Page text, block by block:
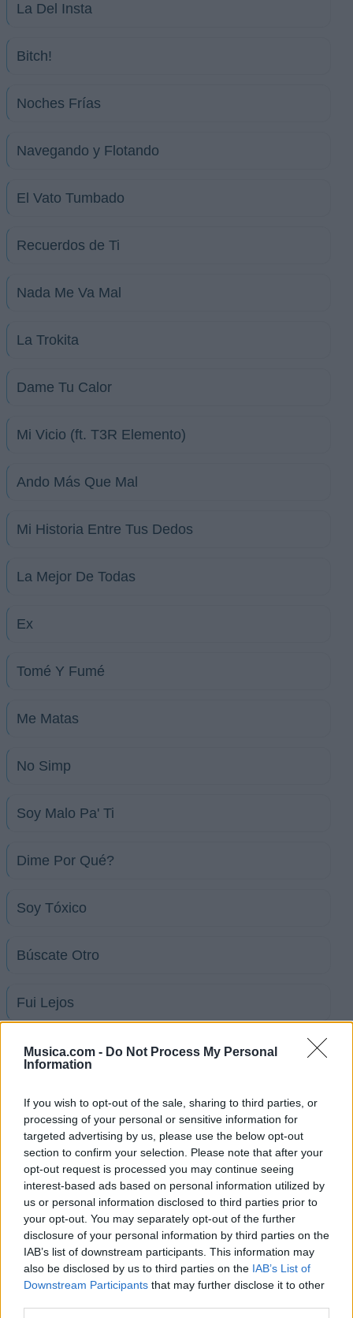
Musica.com - Do Not Process My Personal
Information
If you wish to opt-out of the sale, sharing to third parties, or
processing of your personal or sensitive information for
targeted advertising by us, please use the below opt-out
section to confirm your selection. Please note that after your
opt-out request is processed you may continue seeing
interest-based ads based on personal information utilized by
us or personal information disclosed to third parties prior to
your opt-out. You may separately opt-out of the further
disclosure of your personal information by third parties on the
IAB’s list of downstream participants. This information may
also be disclosed by us to third parties on the IAB’s List of
Downstream Participants that may further disclose it to other
La Del Insta
Bitch!
Noches Frías
Navegando y Flotando
El Vato Tumbado
Recuerdos de Ti
Nada Me Va Mal
La Trokita
Dame Tu Calor
Mi Vicio (ft. T3R Elemento)
Ando Más Que Mal
Mi Historia Entre Tus Dedos
La Mejor De Todas
Ex
Tomé Y Fumé
Me Matas
No Simp
Soy Malo Pa' Ti
Dime Por Qué?
Soy Tóxico
Búscate Otro
Fui Lejos
Diciembre
Me Siento Perdido
No Hay Amor
Te Marqué
San Valentín
Entre La Lumbre